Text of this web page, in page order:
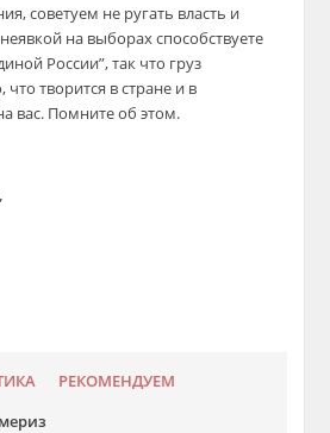
советуем не ругать власть и
на выборах способствуете
России”, так что груз
что творится в стране и в
вас. Помните об этом.
РЕКОМЕНДУЕМ